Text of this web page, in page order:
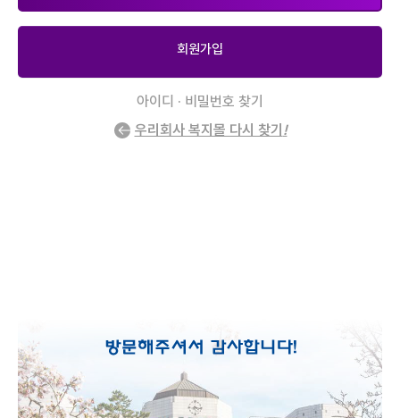
회원가입
아이디 · 비밀번호 찾기
우리회사 복지몰 다시 찾기 !